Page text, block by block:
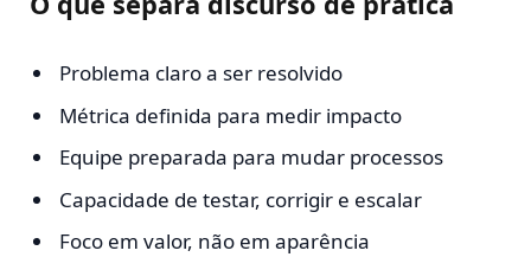
Problema claro a ser resolvido
Métrica definida para medir impacto
Equipe preparada para mudar processos
Capacidade de testar, corrigir e escalar
Foco em valor, não em aparência